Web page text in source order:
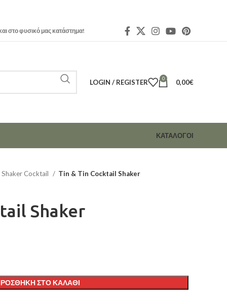
στο φυσικό μας κατάστημα!
LOGIN / REGISTER 0 0,00€
ΚΑΤΑΛΟΓΟΙ
Shaker Cocktail Tin & Tin Cocktail Shaker
Shaker
ΣΤΟ ΚΑΛΆΘΙ